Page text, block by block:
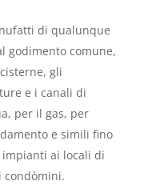
di qualunque
godimento comune,
gli
e i canali di
per il gas, per
e simili fino
ai locali di
condòmini.